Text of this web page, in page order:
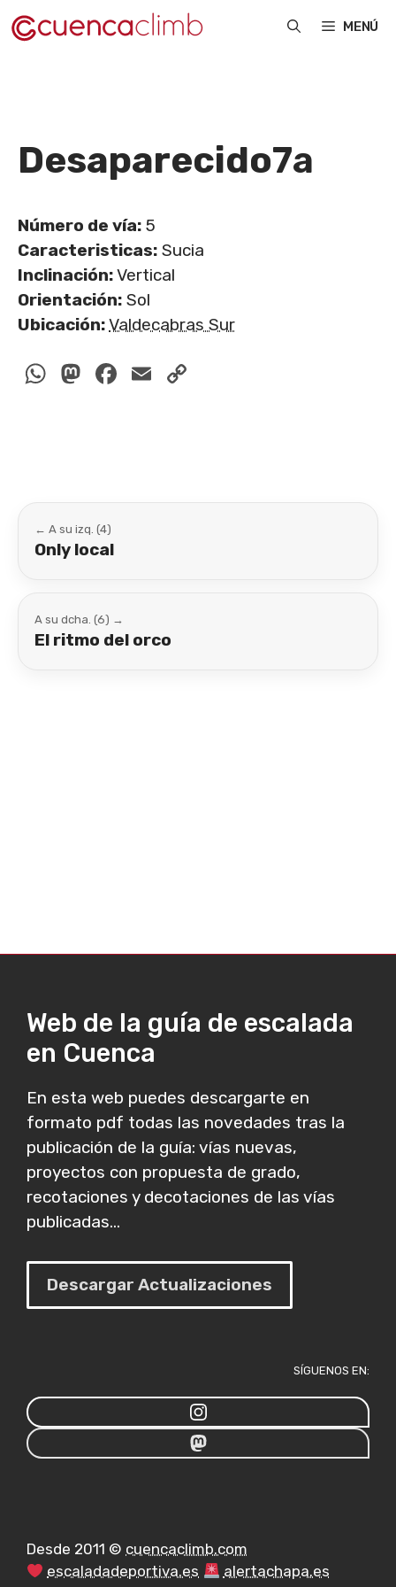
Saltar
al
MENÚ
Desaparecido7a
Número de vía: 5
Caracteristicas: Sucia
Inclinación:Vertical
Orientación: Sol
Ubicación:Valdecabras Sur
WhatsApp
Mastodon
Facebook
Email
← A su izq. (4)
Only local
A su dcha. (6) →
El ritmo del orco
Web de la guía de escalada
en Cuenca
En esta web puedes descargarte en
formato pdf todas las novedades tras la
publicación de la guía: vías nuevas,
proyectos con propuesta de grado,
recotaciones y decotaciones de las vías
publicadas...
Descargar Actualizaciones
SÍGUENOS EN:
Desde 2011 © cuencaclimb.com
escaladadeportiva.es
alertachapa.es